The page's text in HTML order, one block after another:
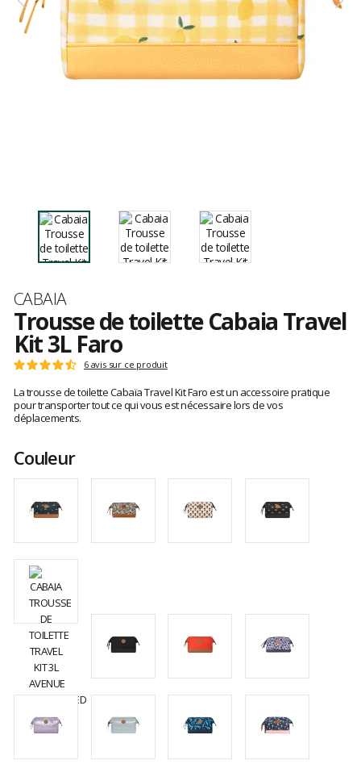
Marque
CABAIA
Trousse de toilette Cabaia Travel
Kit 3L Faro
Les
clients
Note
:
4.6
sur
6 avis sur ce produit
La trousse de toilette Cabaïa Travel Kit Faro est un accessoire pratique
pour transporter tout ce qui vous est nécessaire lors de vos
déplacements.
Couleur